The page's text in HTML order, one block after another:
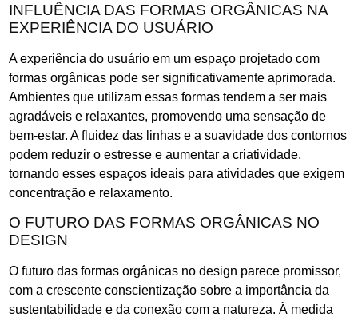
INFLUÊNCIA DAS FORMAS ORGÂNICAS NA
EXPERIÊNCIA DO USUÁRIO
A experiência do usuário em um espaço projetado com
formas orgânicas pode ser significativamente aprimorada.
Ambientes que utilizam essas formas tendem a ser mais
agradáveis e relaxantes, promovendo uma sensação de
bem-estar. A fluidez das linhas e a suavidade dos contornos
podem reduzir o estresse e aumentar a criatividade,
tornando esses espaços ideais para atividades que exigem
concentração e relaxamento.
O FUTURO DAS FORMAS ORGÂNICAS NO
DESIGN
O futuro das formas orgânicas no design parece promissor,
com a crescente conscientização sobre a importância da
sustentabilidade e da conexão com a natureza. À medida